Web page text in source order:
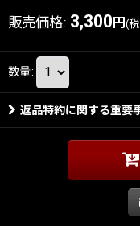
販売価格: 3,300 円 (
数量:
返品特約に関する重要